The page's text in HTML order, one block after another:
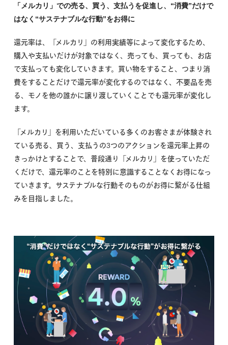
「メルカリ」での売る、買う、支払うを促進し、“消費”だけで
はなく“サステナブルな行動”をお得に
還元率は、「メルカリ」の利用実績等によって変化するため、
購入や支払いだけが対象ではなく、売っても、買っても、お店
で支払っても変化していきます。買い物をすること、つまり消
費をすることだけで還元率が変化するのではなく、不要品を売
る、モノを他の誰かに譲り渡していくことでも還元率が変化し
ます。
「メルカリ」を利用いただいている多くのお客さまが体験され
ている売る、買う、支払うの3つのアクションを還元率上昇の
きっかけとすることで、普段通り「メルカリ」を使っていただ
くだけで、還元率のことを特別に意識することなくお得になっ
ていきます。サステナブルな行動そのものがお得に繋がる仕組
みを目指しました。